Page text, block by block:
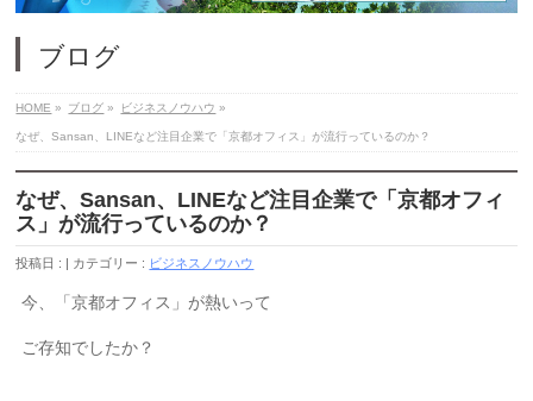
ブログ
HOME » ブログ » ビジネスノウハウ »
なぜ、Sansan、LINEなど注目企業で「京都オフィス」が流行っているのか？
なぜ、Sansan、LINEなど注目企業で「京都オフィ
ス」が流行っているのか？
投稿日 : カテゴリー : ビジネスノウハウ
今、「京都オフィス」が熱いって
ご存知でしたか？